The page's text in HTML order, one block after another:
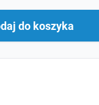
do koszyka